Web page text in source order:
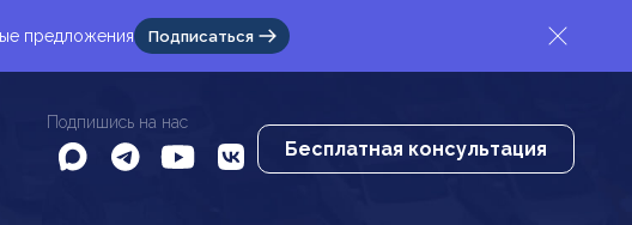
предложения Подписаться
Подпишись на нас
Бесплатная консультация